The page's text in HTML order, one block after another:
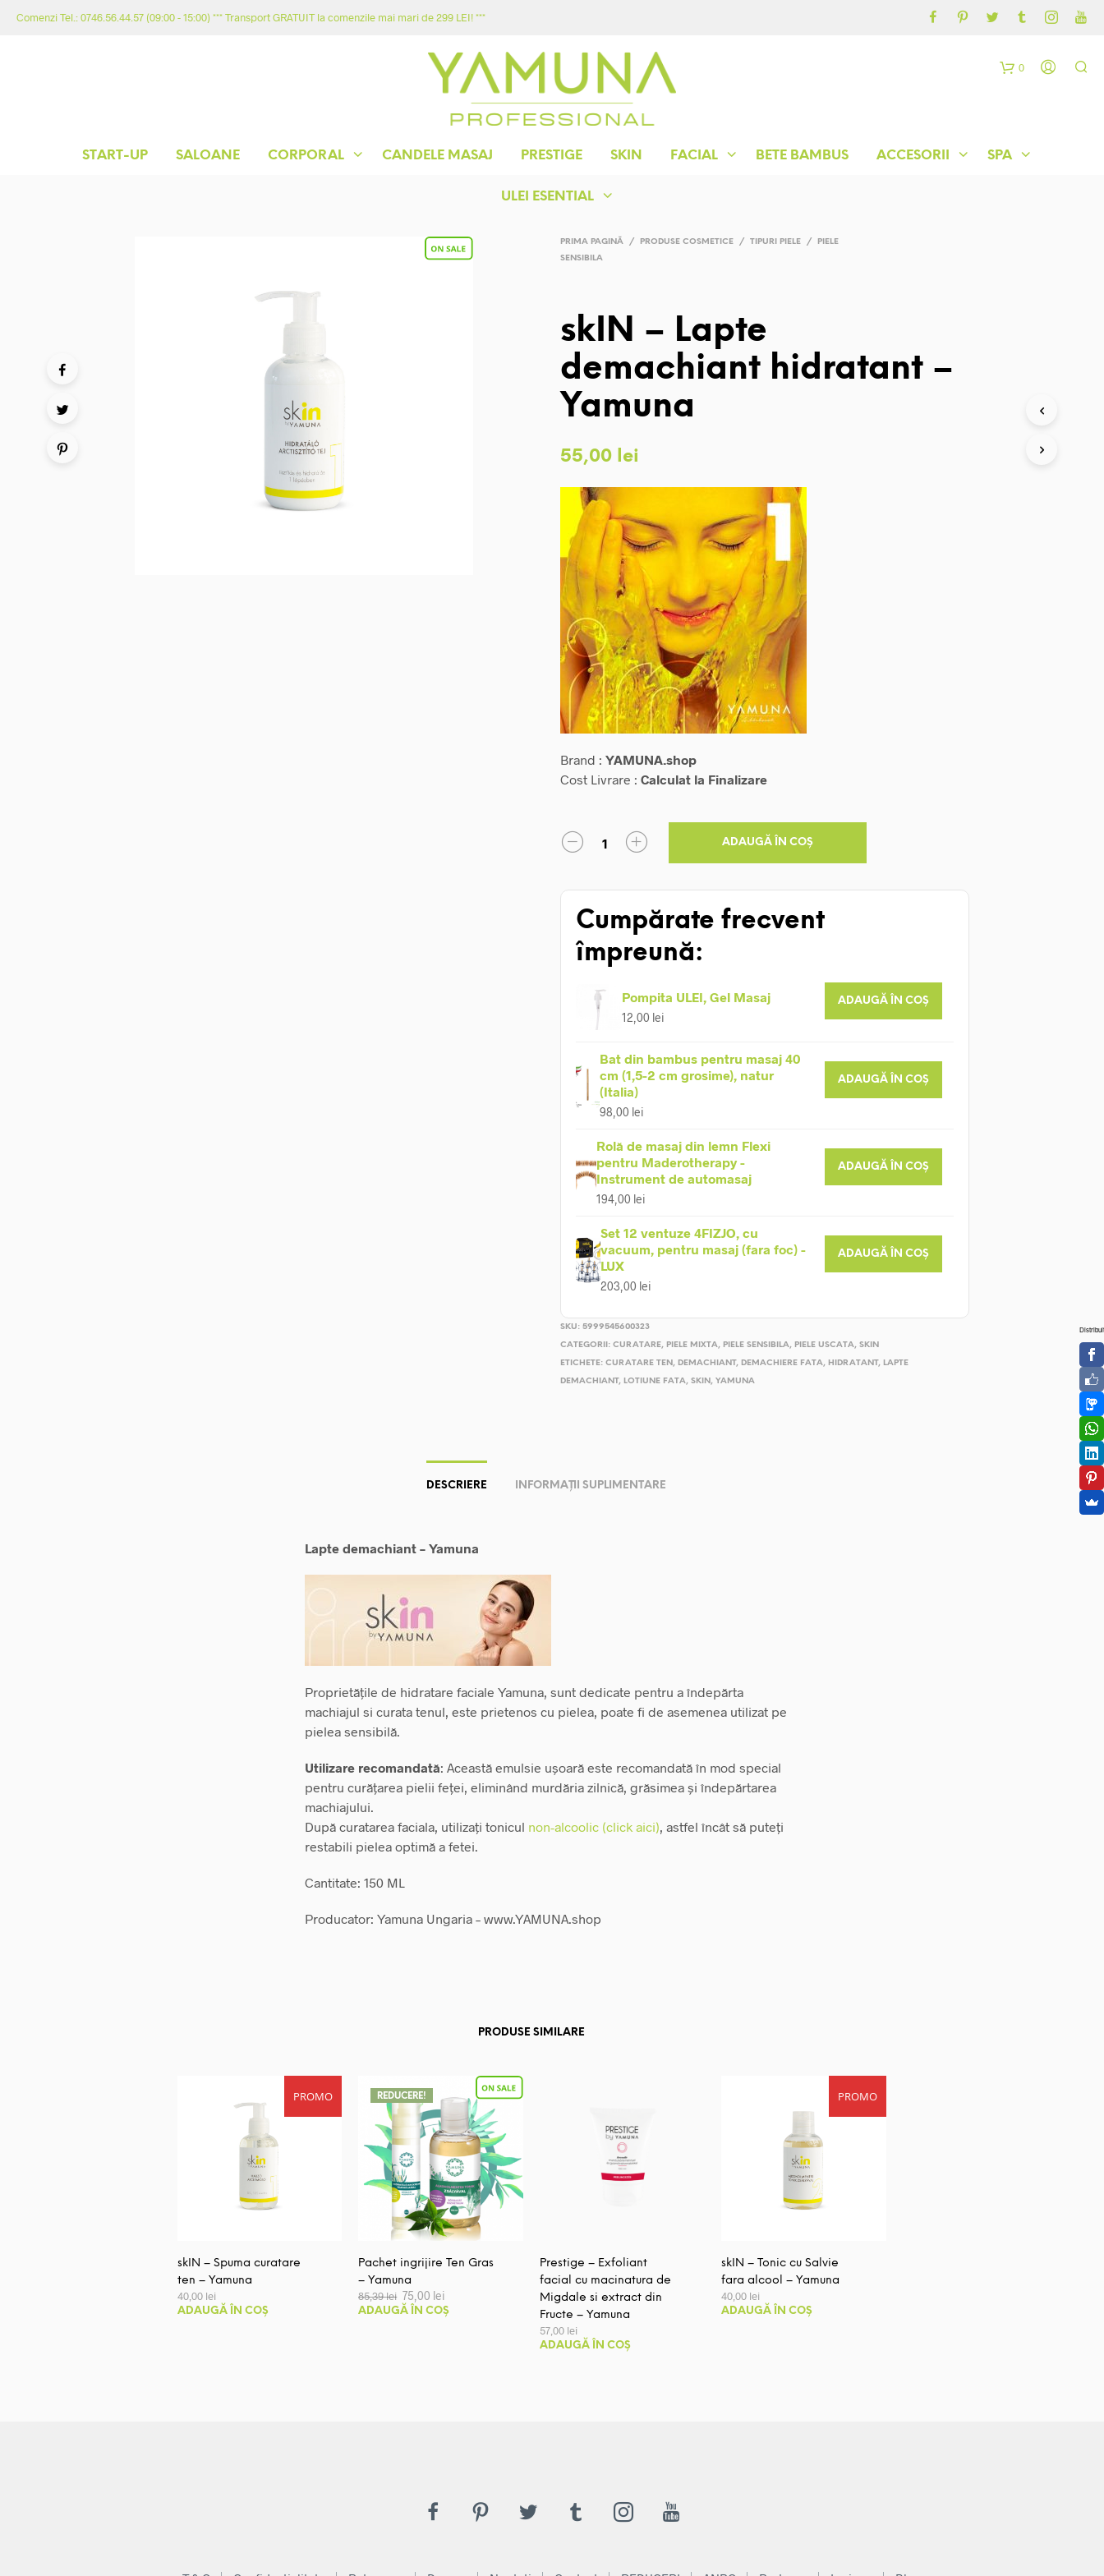
Comenzi Tel.: 0746.56.44.57 (09:00 - 15:00) *** Transport GRATUIT la comenzile mai mari de 299 LEI! ***
ACASA MAGAZIN YAMUNA
START-UP SALOANE CORPORAL CANDELE MASAJ PRESTIGE SKIN FACIAL BETE BAMBUS ACCESORII SPA
ULEI ESENTIAL
0
PRIMA PAGINĂ / PRODUSE COSMETICE / TIPURI PIELE /
PIELE
SENSIBILA
skIN – Lapte
demachiant hidratant –
Yamuna
55,00 lei
Brand : YAMUNA.shop
Cost Livrare : Calculat la Finalizare
ADAUGĂ ÎN COȘ
Cumpărate frecvent
împreună:
Pompita ULEI, Gel Masaj
12,00 lei
ADAUGĂ ÎN COȘ
Bat din bambus pentru masaj 40
cm (1,5-2 cm grosime), natur
(Italia)
98,00 lei
ADAUGĂ ÎN COȘ
Rolă de masaj din lemn Flexi
pentru Maderotherapy -
Instrument de automasaj
194,00 lei
ADAUGĂ ÎN COȘ
Set 12 ventuze 4FIZJO, cu
vacuum, pentru masaj (fara foc) -
LUX
203,00 lei
ADAUGĂ ÎN COȘ
SKU: 5999545600323
CATEGORII: CURATARE, PIELE MIXTA, PIELE SENSIBILA, PIELE USCATA, SKIN
ETICHETE: CURATARE TEN , DEMACHIANT, DEMACHIERE FATA, HIDRATANT, LAPTE
DEMACHIANT, LOTIUNE FATA, SKIN , YAMUNA
DESCRIERE INFORMAȚII SUPLIMENTARE
Lapte demachiant – Yamuna
Proprietățile de hidratare faciale Yamuna, sunt dedicate pentru a îndepărta
machiajul si curata tenul, este prietenos cu pielea, poate fi de asemenea utilizat pe
pielea sensibilă.
Utilizare recomandată: Această emulsie ușoară este recomandată în mod special
pentru curățarea pielii feței, eliminând murdăria zilnică, grăsimea și îndepărtarea
machiajului.
După curatarea faciala, utilizați tonicul non-alcoolic (click aici), astfel încât să puteți
restabili pielea optimă a fetei.
Cantitate: 150 ML
Producator: Yamuna Ungaria – www.YAMUNA.shop
PRODUSE SIMILARE
PROMO
skIN – Spuma curatare
ten – Yamuna
40,00 lei
ADAUGĂ ÎN COȘ
REDUCERE!
Pachet ingrijire Ten Gras
– Yamuna
85,39lei Prețul
inițial
a
75,00 lei
curent
este:
ADAUGĂ ÎN COȘ
Prestige – Exfoliant
facial cu macinatura de
Migdale si extract din
Fructe – Yamuna
57,00 lei
ADAUGĂ ÎN COȘ
PROMO
skIN – Tonic cu Salvie
fara alcool – Yamuna
40,00 lei
ADAUGĂ ÎN COȘ
Distribuit